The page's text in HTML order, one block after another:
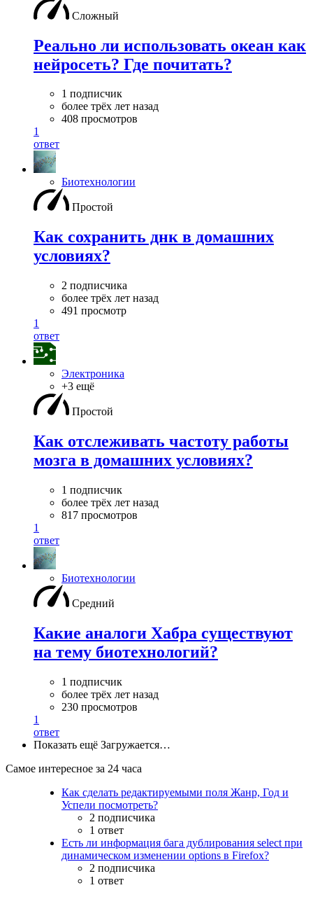
Сложный
Реально ли использовать океан как
нейросеть? Где почитать?
1 подписчик
более трёх лет назад
408 просмотров
1
ответ
Биотехнологии
Простой
Как сохранить днк в домашних
условиях?
2 подписчика
более трёх лет назад
491 просмотр
1
ответ
Электроника
+3 ещё
Простой
Как отслеживать частоту работы
мозга в домашних условиях?
1 подписчик
более трёх лет назад
817 просмотров
1
ответ
Биотехнологии
Средний
Какие аналоги Хабра существуют
на тему биотехнологий?
1 подписчик
более трёх лет назад
230 просмотров
1
ответ
Показать ещё Загружается…
Самое интересное за 24 часа
Как сделать редактируемыми поля Жанр, Год и
Успели посмотреть?
2 подписчика
1 ответ
Есть ли информация бага дублирования select при
динамическом изменении options в Firefox?
2 подписчика
1 ответ